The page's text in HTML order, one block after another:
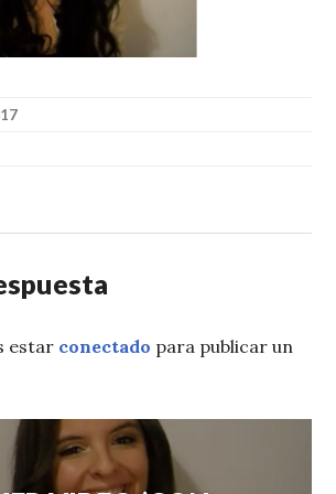
estar conectado para publicar un